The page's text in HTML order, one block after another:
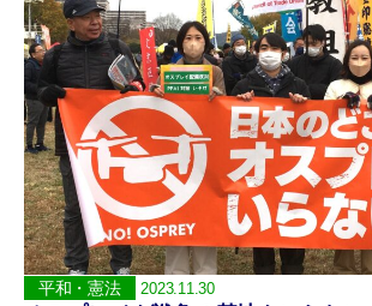
平和・憲法 2023.11.30